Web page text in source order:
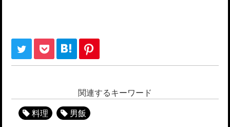
関連するキーワード
料理
男飯